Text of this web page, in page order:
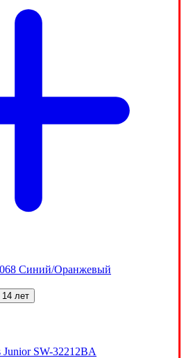
Синий/Оранжевый
14 лет
SW-32212BA